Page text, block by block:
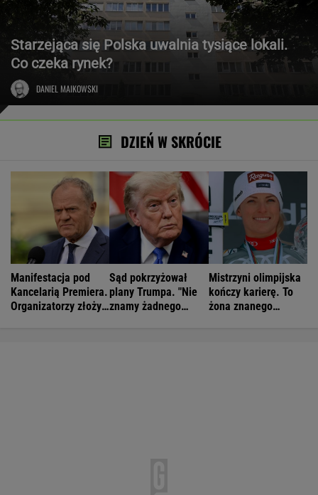
Starzejąca się Polska uwalnia tysiące lokali.
Co czeka rynek?
DANIEL MAIKOWSKI
DZIEŃ W SKRÓCIE
Manifestacja pod
Kancelarią Premiera.
Organizatorzy złożyli
Sąd pokrzyżował
plany Trumpa. "Nie
znamy żadnego
Mistrzyni olimpijska
kończy karierę. To
żona znanego